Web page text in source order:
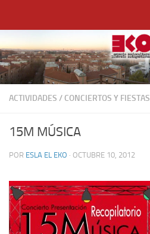
ACTIVIDADES / CONCIERTOS Y FIESTAS
15M MÚSICA
POR ESLA EL EKO · OCTUBRE 10, 2012